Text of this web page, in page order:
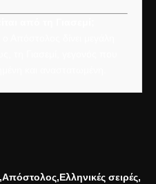
Απόστολος Ελληνικές σειρές